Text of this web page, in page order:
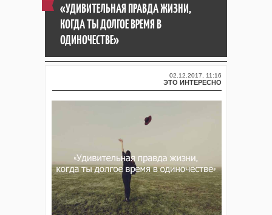
«УДИВИТЕЛЬНАЯ ПРАВДА ЖИЗНИ,
КОГДА ТЫ ДОЛГОЕ ВРЕМЯ В
ОДИНОЧЕСТВЕ»
02.12.2017, 11:16
ЭТО ИНТЕРЕСНО